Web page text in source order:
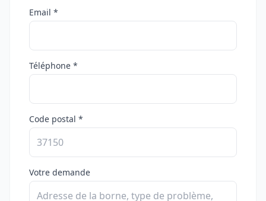
Email *
Téléphone *
Code postal *
Votre demande